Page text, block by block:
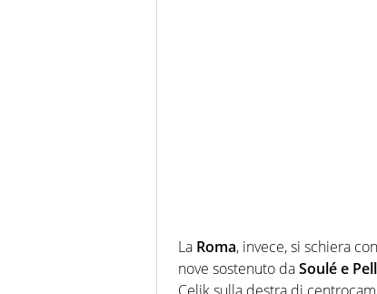
La Roma, invece, si schiera
nove sostenuto daSoulé e